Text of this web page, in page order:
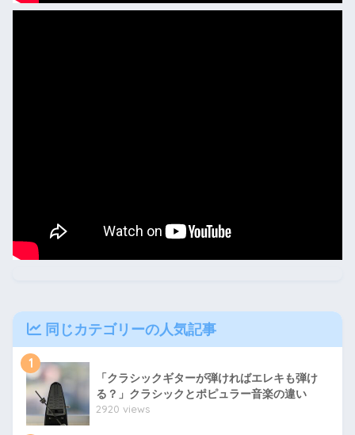
同じカテゴリーの人気記事
1
「クラシックギターが弾ければエレキも弾け
る？」クラシックとポピュラー音楽の違い
2920 views